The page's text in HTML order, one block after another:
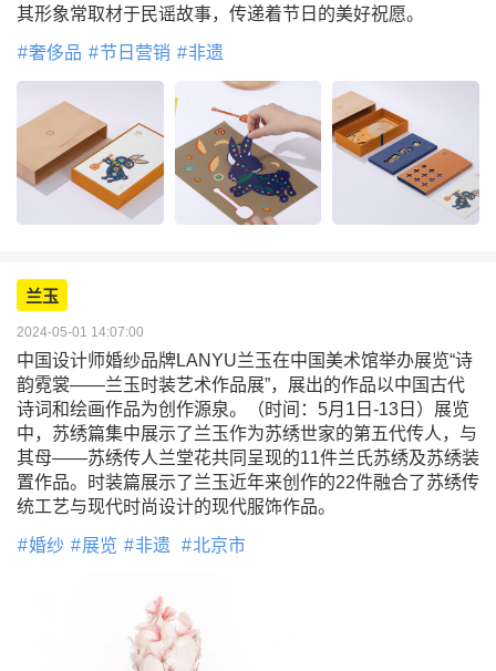
其形象常取材于民谣故事，传递着节日的美好祝愿。
奢侈品 节日营销 非遗
兰玉
2024-05-01 14:07:00
中国设计师婚纱品牌LANYU兰玉在中国美术馆举办展览“诗
韵霓裳——兰玉时装艺术作品展”，展出的作品以中国古代
诗词和绘画作品为创作源泉。（时间：5月1日-13日）展览
中，苏绣篇集中展示了兰玉作为苏绣世家的第五代传人，与
其母——苏绣传人兰堂花共同呈现的11件兰氏苏绣及苏绣装
置作品。时装篇展示了兰玉近年来创作的22件融合了苏绣传
统工艺与现代时尚设计的现代服饰作品。
婚纱 展览 非遗 北京市